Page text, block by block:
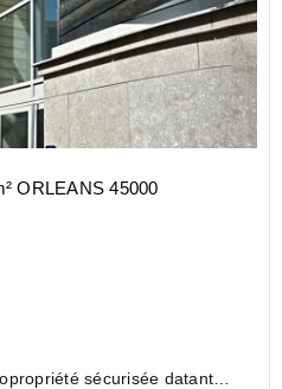
ORLEANS 45000
sécurisée datant